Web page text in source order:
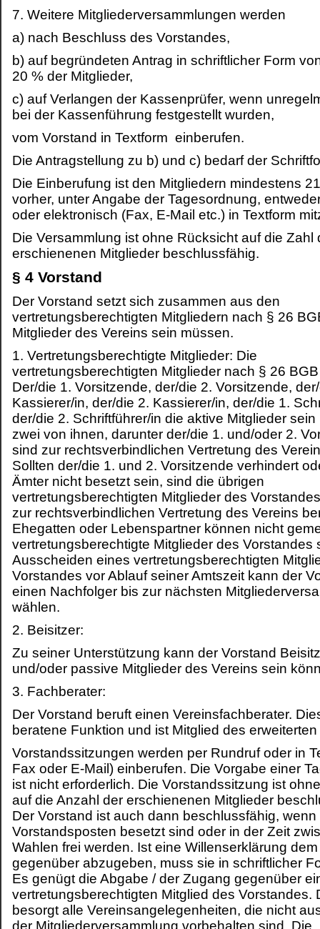
7. Weitere Mitgliederversammlungen werden
a) nach Beschluss des Vorstandes,
b) auf begründeten Antrag in schriftlicher Form
20 % der Mitglieder,
c) auf Verlangen der Kassenprüfer, wenn
bei der Kassenführung festgestellt wurden,
vom Vorstand in Textform einberufen.
Die Antragstellung zu b) und c) bedarf der
Die Einberufung ist den Mitgliedern mindestens
vorher, unter Angabe der Tagesordnung,
oder elektronisch (Fax, E-Mail etc.) in Textform
Die Versammlung ist ohne Rücksicht auf die Zahl
erschienenen Mitglieder beschlussfähig.
§ 4 Vorstand
Der Vorstand setzt sich zusammen aus den
vertretungsberechtigten Mitgliedern nach § 26
Mitglieder des Vereins sein müssen.
1. Vertretungsberechtigte Mitglieder: Die
vertretungsberechtigten Mitglieder nach § 26
Der/die 1. Vorsitzende, der/die 2. Vorsitzende,
Kassierer/in, der/die 2. Kassierer/in, der/die 1.
der/die 2. Schriftführer/in die aktive Mitglieder
zwei von ihnen, darunter der/die 1. und/oder 2.
sind zur rechtsverbindlichen Vertretung des
Sollten der/die 1. und 2. Vorsitzende verhindert
Ämter nicht besetzt sein, sind die übrigen
vertretungsberechtigten Mitglieder des
zur rechtsverbindlichen Vertretung des Vereins
Ehegatten oder Lebenspartner können nicht
vertretungsberechtigte Mitglieder des Vorstandes
Ausscheiden eines vertretungsberechtigten
Vorstandes vor Ablauf seiner Amtszeit kann der
einen Nachfolger bis zur nächsten
wählen.
2. Beisitzer:
Zu seiner Unterstützung kann der Vorstand
und/oder passive Mitglieder des Vereins sein
3. Fachberater:
Der Vorstand beruft einen Vereinsfachberater.
beratene Funktion und ist Mitglied des
Vorstandssitzungen werden per Rundruf oder in
Fax oder E-Mail) einberufen. Die Vorgabe einer
ist nicht erforderlich. Die Vorstandssitzung ist
auf die Anzahl der erschienenen Mitglieder
Der Vorstand ist auch dann beschlussfähig, wenn
Vorstandsposten besetzt sind oder in der Zeit
Wahlen frei werden. Ist eine Willenserklärung
gegenüber abzugeben, muss sie in schriftlicher
Es genügt die Abgabe / der Zugang gegenüber
vertretungsberechtigten Mitglied des Vorstandes.
besorgt alle Vereinsangelegenheiten, die nicht
der Mitgliederversammlung vorbehalten sind. Die